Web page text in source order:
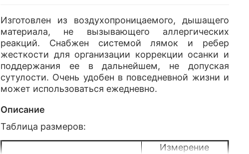
Изготовлен из воздухопроницаемого, дышащего
материала, не вызывающего аллергических
реакций. Снабжен системой лямок и ребер
жесткости для организации коррекции осанки и
поддержания ее в дальнейшем, не допуская
сутулости. Очень удобен в повседневной жизни и
может использоваться ежедневно.
Описание
Таблица размеров:
Измерение